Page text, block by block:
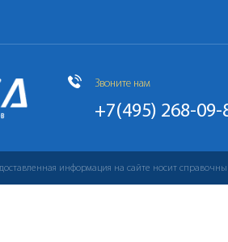
Звоните нам
+7(495) 268-09-
информация на сайте носит